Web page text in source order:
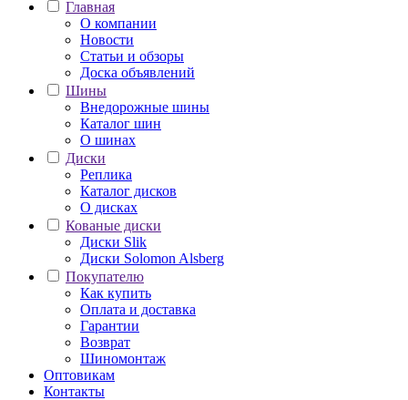
Главная
О компании
Новости
Статьи и обзоры
Доска объявлений
Шины
Внедорожные шины
Каталог шин
О шинах
Диски
Реплика
Каталог дисков
О дисках
Кованые диски
Диски Slik
Диски Solomon Alsberg
Покупателю
Как купить
Оплата и доставка
Гарантии
Возврат
Шиномонтаж
Оптовикам
Контакты